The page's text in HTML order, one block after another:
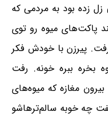
زده بود به مردمی که
پاکت‌های میوه رو توی
پیرزن با خودش فکر
بخره ببره خونه. رفت
مغازه که میوه‌های
چه خوبه سالم‌ترهاشو